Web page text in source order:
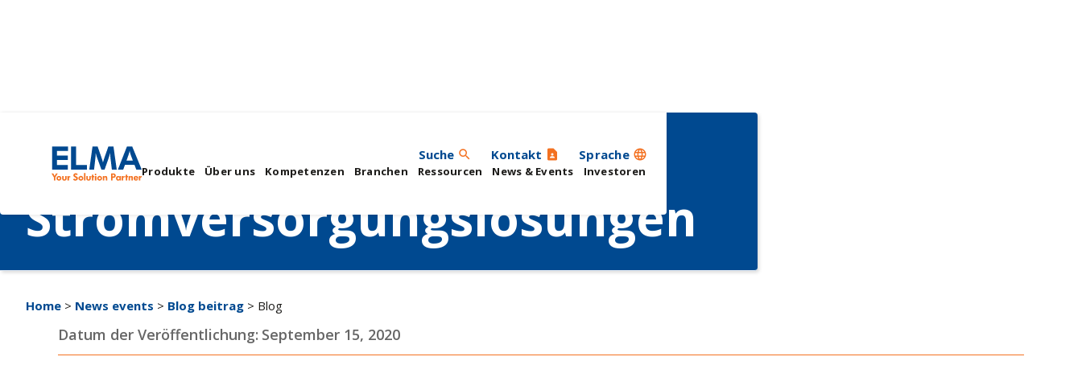
Suche search Kontakt contact_page Sprache language
Produkte
Über uns Kompetenzen Branchen Ressourcen News & Events Investoren
Optimierung robuster
Stromversorgungslösungen
Home > News events > Blog beitrag > Blog
Datum der Veröffentlichung: September 15, 2020